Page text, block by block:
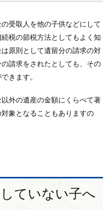
受取人を他の子供などにして
税の節税方法としてもよく知
原則として遺留分の請求の対
請求をされたとしても、その
きます。
外の遺産の金額にくらべて著
象となることもありますの
ていない子へ